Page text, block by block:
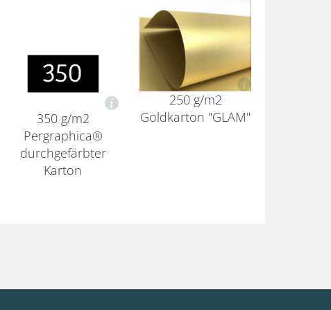
350 g/m2
Pergraphica®
durchgefärbter
Karton
250 g/m2
Goldkarton "GLAM"